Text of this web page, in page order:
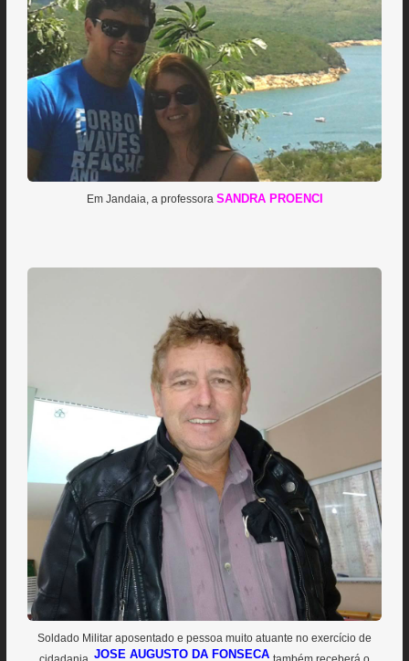
Em Jandaia, a professora SANDRA PROENCI
Soldado Militar aposentado e pessoa muito atuante no exercício de
JOSE AUGUSTO DA FONSECA